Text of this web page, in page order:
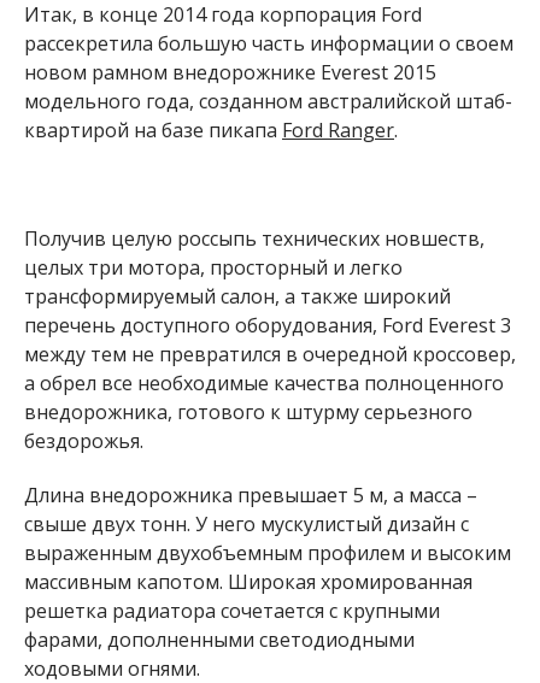
Итак, в конце 2014 года корпорация Ford
рассекретила большую часть информации о своем
новом рамном внедорожнике Everest 2015
модельного года, созданном австралийской штаб-
квартирой на базе пикапа Ford Ranger.
Получив целую россыпь технических новшеств,
целых три мотора, просторный и легко
трансформируемый салон, а также широкий
перечень доступного оборудования, Ford Everest 3
между тем не превратился в очередной кроссовер,
а обрел все необходимые качества полноценного
внедорожника, готового к штурму серьезного
бездорожья.
Длина внедорожника превышает 5 м, а масса –
свыше двух тонн. У него мускулистый дизайн с
выраженным двухобъемным профилем и высоким
массивным капотом. Широкая хромированная
решетка радиатора сочетается с крупными
фарами, дополненными светодиодными
ходовыми огнями.